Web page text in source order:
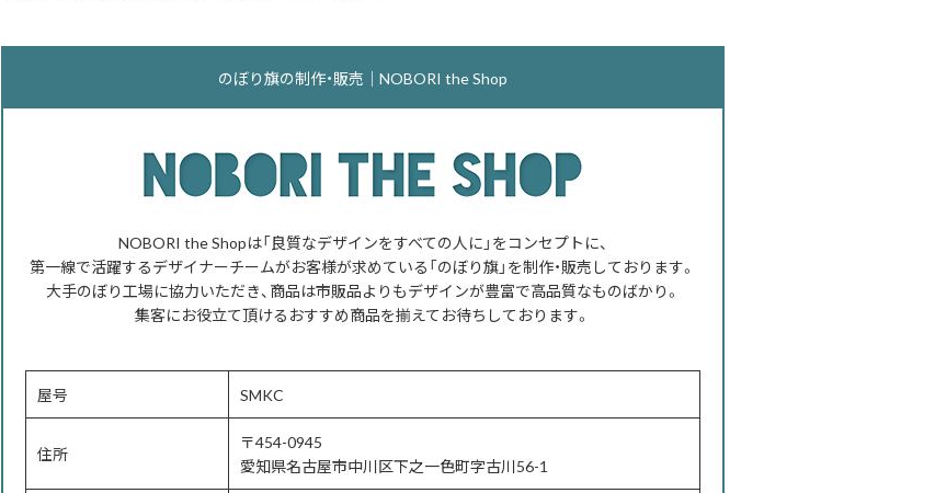
のぼり旗の制作・販売｜NOBORI the Shop
NOBORI the Shopは「良質なデザインをすべての人に」をコンセプトに、
第一線で活躍するデザイナーチームがお客様が求めている「のぼり旗」を制作・販売しております。
大手のぼり工場に協力いただき、商品は市販品よりもデザインが豊富で高品質なものばかり。
集客にお役立て頂けるおすすめ商品を揃えてお待ちしております。
屋号 SMKC
住所
〒454-0945
愛知県名古屋市中川区下之一色町字古川56-1